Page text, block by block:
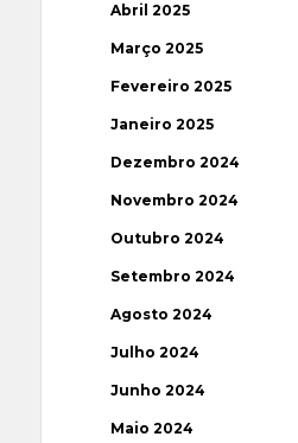
Abril 2025
Março 2025
Fevereiro 2025
Janeiro 2025
Dezembro 2024
Novembro 2024
Outubro 2024
Setembro 2024
Agosto 2024
Julho 2024
Junho 2024
Maio 2024